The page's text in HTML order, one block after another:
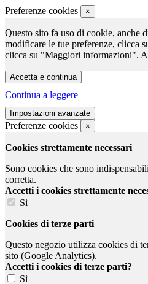
Preferenze cookies ×
Questo sito fa uso di cookie, anche
modificare le tue preferenze, clicca
clicca su "Maggiori informazioni".
Continua a leggere
Preferenze cookies ×
Cookies strettamente necessari
Sono cookies che sono
corretta.
Accetti i cookies strettamente
Sì
Cookies di terze parti
Questo negozio utilizza cookies di
sito (Google Analytics).
Accetti i cookies di terze parti?
Sì